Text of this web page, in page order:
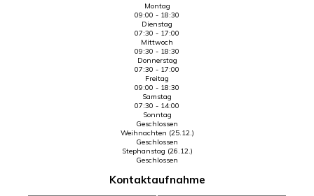
Montag
09:00 - 18:30
Dienstag
07:30 - 17:00
Mittwoch
09:30 - 18:30
Donnerstag
07:30 - 17:00
Freitag
09:00 - 18:30
Samstag
07:30 - 14:00
Sonntag
Geschlossen
Weihnachten (25.12.)
Geschlossen
Stephanstag (26.12.)
Geschlossen
Kontaktaufnahme